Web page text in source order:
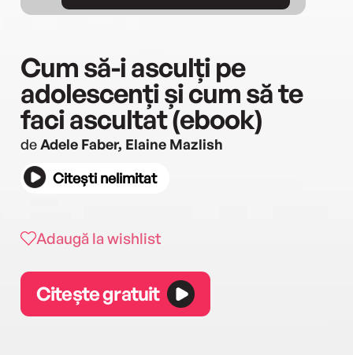
Cum să-i asculți pe
adolescenți și cum să te
faci ascultat (ebook)
deAdele Faber, Elaine Mazlish
Citești nelimitat
Adaugă la wishlist
Citește gratuit